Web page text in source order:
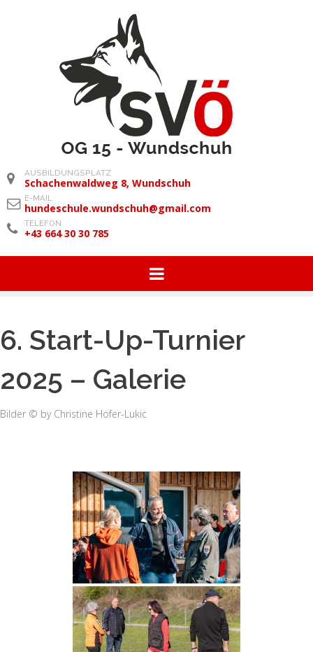
AUSBILDUNGSPLATZ
Schachenwaldweg 8, Wundschuh
E-MAIL
hundeschule.wundschuh@gmail.com
TELEFON
+43 664 30 30 785
6. Start-Up-Turnier
2025 – Galerie
Bilder © by Christine Hofer-Lukic